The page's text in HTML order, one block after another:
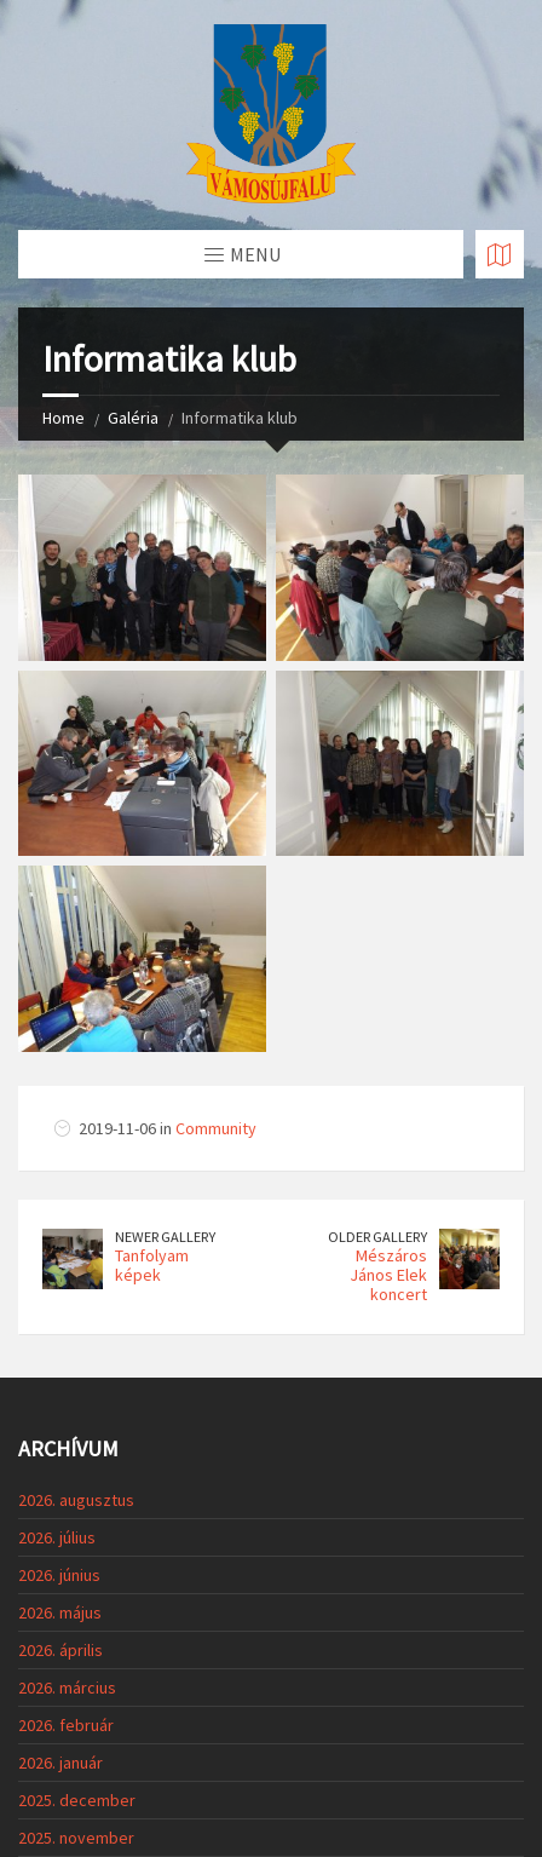
Skip
MENU
Informatika klub
Home Galéria Informatika klub
2019-11-06 in Community
NEWER GALLERY
Tanfolyam
képek
OLDER GALLERY
Mészáros
János Elek
koncert
ARCHÍVUM
2026. augusztus
2026. július
2026. június
2026. május
2026. április
2026. március
2026. február
2026. január
2025. december
2025. november